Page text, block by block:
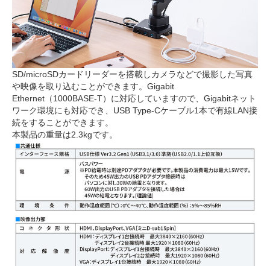
SD/microSDカードリーダーを搭載しカメラなどで撮影した写真
や映像を取り込むことができます。Gigabit
Ethernet（1000BASE-T）に対応していますので、Gigabitネット
ワーク環境にも対応でき、USB Type-Cケーブル1本で有線LAN接
続をすることができます。
本製品の重量は2.3kgです。